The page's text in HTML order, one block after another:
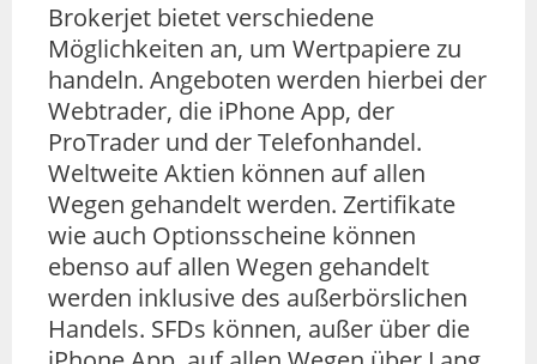
Brokerjet bietet verschiedene
Möglichkeiten an, um Wertpapiere zu
handeln. Angeboten werden hierbei der
Webtrader, die iPhone App, der
ProTrader und der Telefonhandel.
Weltweite Aktien können auf allen
Wegen gehandelt werden. Zertifikate
wie auch Optionsscheine können
ebenso auf allen Wegen gehandelt
werden inklusive des außerbörslichen
Handels. SFDs können, außer über die